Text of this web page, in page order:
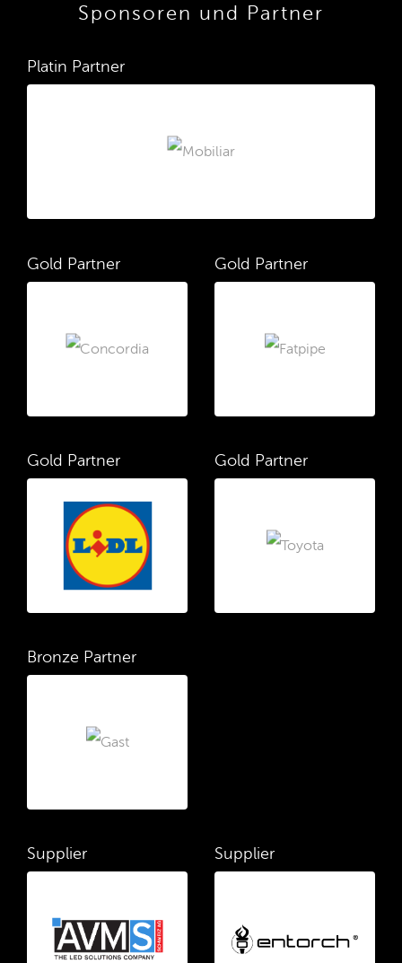
Sponsoren und Partner
Platin Partner
Gold Partner Gold Partner
Gold Partner Gold Partner
Bronze Partner
Supplier Supplier